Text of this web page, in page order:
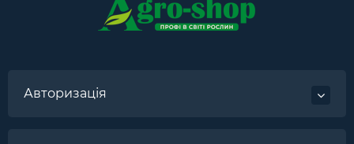
Авторизація